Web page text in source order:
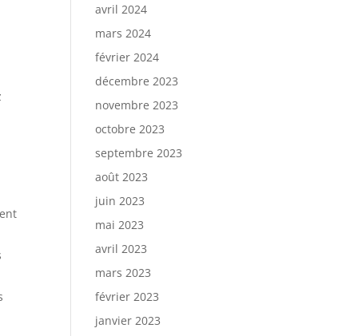
avril 2024
mars 2024
février 2024
décembre 2023
novembre 2023
octobre 2023
septembre 2023
août 2023
juin 2023
mai 2023
avril 2023
mars 2023
février 2023
janvier 2023